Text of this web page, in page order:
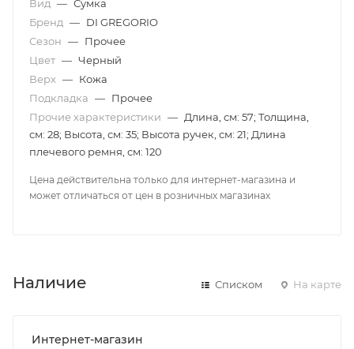
Вид — Сумка
Бренд — DI GREGORIO
Сезон — Прочее
Цвет — Черный
Верх — Кожа
Подкладка — Прочее
Прочие характеристики — Длина, см: 57; Толщина,
см: 28; Высота, см: 35; Высота ручек, см: 21; Длина
плечевого ремня, см: 120
Цена действительна только для интернет-магазина и
может отличаться от цен в розничных магазинах
Наличие Списком На карте
Интернет-магазин